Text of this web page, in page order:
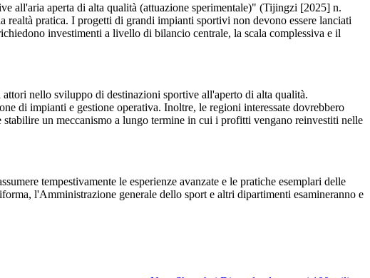
all'aria aperta di alta qualità (attuazione sperimentale)" (Tijingzi [2025] n.
pratica. I progetti di grandi impianti sportivi non devono essere lanciati
investimenti a livello di bilancio centrale, la scala complessiva e il
nello sviluppo di destinazioni sportive all'aperto di alta qualità.
di impianti e gestione operativa. Inoltre, le regioni interessate dovrebbero
un meccanismo a lungo termine in cui i profitti vengano reinvestiti nelle
tempestivamente le esperienze avanzate e le pratiche esemplari delle
l'Amministrazione generale dello sport e altri dipartimenti esamineranno e